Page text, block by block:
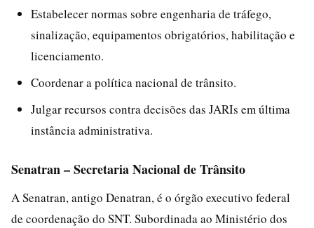
Estabelecer normas sobre engenharia de tráfego,
sinalização, equipamentos obrigatórios, habilitação e
licenciamento.
Coordenar a política nacional de trânsito.
Julgar recursos contra decisões das JARIs em última
instância administrativa.
Senatran – Secretaria Nacional de Trânsito
A Senatran, antigo Denatran, é o órgão executivo federal
de coordenação do SNT. Subordinada ao Ministério dos